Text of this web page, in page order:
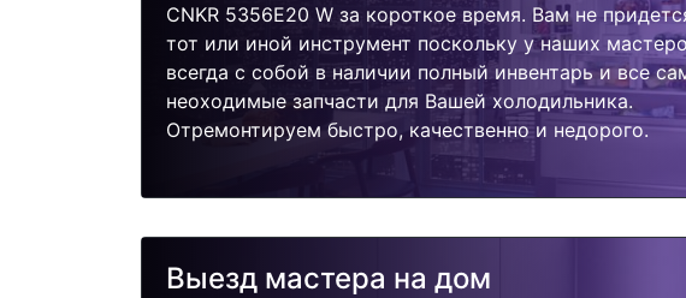
CNKR 5356E20 W за короткое время. Вам не
тот или иной инструмент поскольку у наших
всегда с собой в наличии полный инвентарь и все
неоходимые запчасти для Вашей холодильника.
Отремонтируем быстро, качественно и недорого.
Выезд мастера на дом